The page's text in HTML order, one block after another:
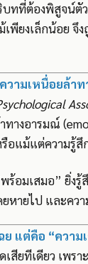
ทที่ต้องพิสูจน์ตั
พียงเล็กน้อย จึ
วามเหนื่อยล้า
างอารมณ์
รือแม้แต่ความรู้
อมเสมอ” ยิ่งรู้
ยหายไป และค
ย แต่คือ “ความ
เสียทีเดียว เพร